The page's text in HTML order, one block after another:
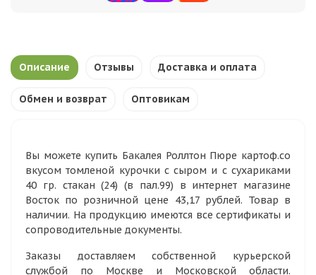
Описание Отзывы Доставка и оплата
Обмен и возврат Оптовикам
Вы можете купить Бакалея Роллтон Пюре картоф.со
вкусом томленой курочки с сыром и с сухариками
40 гр. стакан (24) (в пал.99) в интернет магазине
Восток по розничной цене 43,17 рублей. Товар в
наличии. На продукцию имеются все сертификаты и
сопроводительные документы.
Заказы доставляем собственной курьерской
службой по Москве и Московской области.